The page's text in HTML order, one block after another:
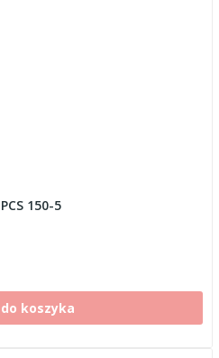
150-5
koszyka